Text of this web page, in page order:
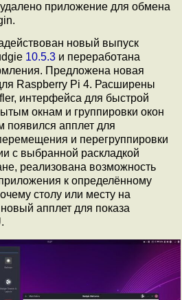
приложение для обмена
новый выпуск
10.5.3 и переработана
Предложена новая
Raspberry Pi 4. Расширены
интерфейса для быстрой
окнам и группировки окон
появился апплет для
и перегруппировки
с выбранной раскладкой
реализована возможность
к определённому
столу или месту на
апплет для показа